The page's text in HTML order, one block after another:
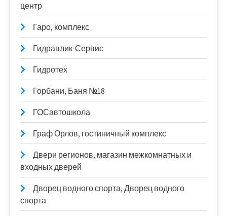
центр
Гаро, комплекс
Гидравлик-Сервис
Гидротех
Горбани, Баня №18
ГОСавтошкола
Граф Орлов, гостиничный комплекс
Двери регионов, магазин межкомнатных и
входных дверей
Дворец водного спорта, Дворец водного
спорта